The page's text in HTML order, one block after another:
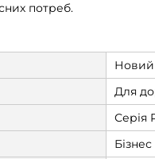
потреб.
Новий
Для
Серія
Бізнес